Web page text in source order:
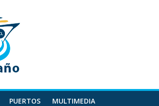
PUERTOS MULTIMEDIA